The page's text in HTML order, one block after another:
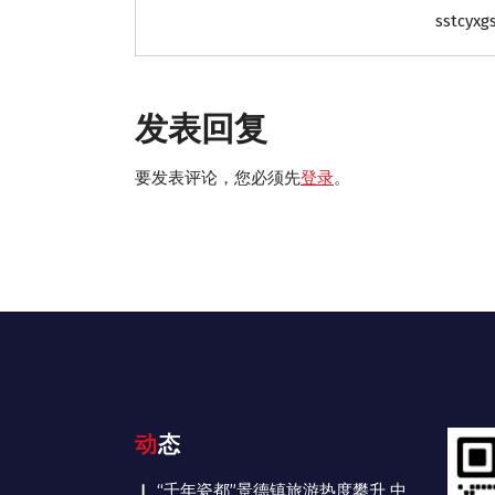
发表回复
要发表评论，您必须先登录。
动态
“千年瓷都”景德镇旅游热度攀升 中